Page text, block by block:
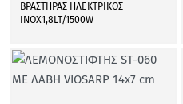
ΒΡΑΣΤΗΡΑΣ ΗΛΕΚΤΡΙΚΟΣ
INOX1,8LT/1500W